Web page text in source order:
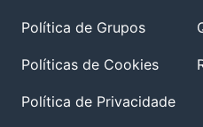
Política de Grupos
Políticas de Cookies
Política de Privacidade